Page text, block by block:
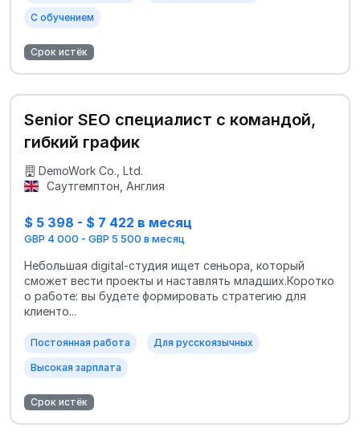
С обучением
Срок истёк
Senior SEO специалист с командой,
гибкий график
DemoWork Co., Ltd.
Саутгемптон, Англия
$ 5 398 - $ 7 422 в месяц
GBP 4 000 - GBP 5 500 в месяц
Небольшая digital-студия ищет сеньора, который
сможет вести проекты и наставлять младших.Коротко
о работе: вы будете формировать стратегию для
клиенто...
Постоянная работа Для русскоязычных
Высокая зарплата
Срок истёк